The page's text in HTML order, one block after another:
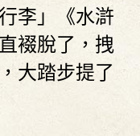
李」《水滸
裰脫了，拽
大踏步提了